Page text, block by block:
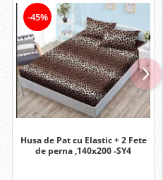
-45%
Husa de Pat cu Elastic + 2 Fete
de perna ,140x200 -SY4